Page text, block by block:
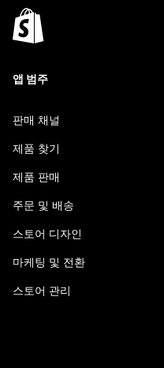
앱 범주
판매 채널
제품 찾기
제품 판매
주문 및 배송
스토어 디자인
마케팅 및 전환
스토어 관리